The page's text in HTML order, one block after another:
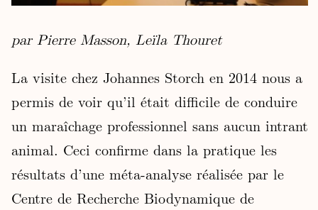
par Pierre Masson, Leïla Thouret
La visite chez Johannes Storch en 2014 nous a
permis de voir qu’il était difficile de conduire
un maraîchage professionnel sans aucun intrant
animal. Ceci confirme dans la pratique les
résultats d’une méta-analyse réalisée par le
Centre de Recherche Biodynamique de